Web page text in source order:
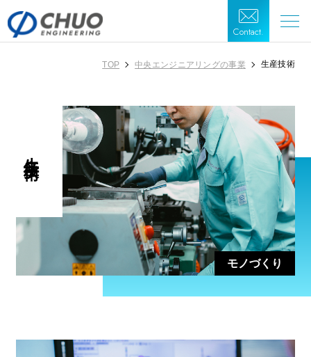
Contact.
TOP 中央エンジニアリングの事業 生産技術
モノづくり